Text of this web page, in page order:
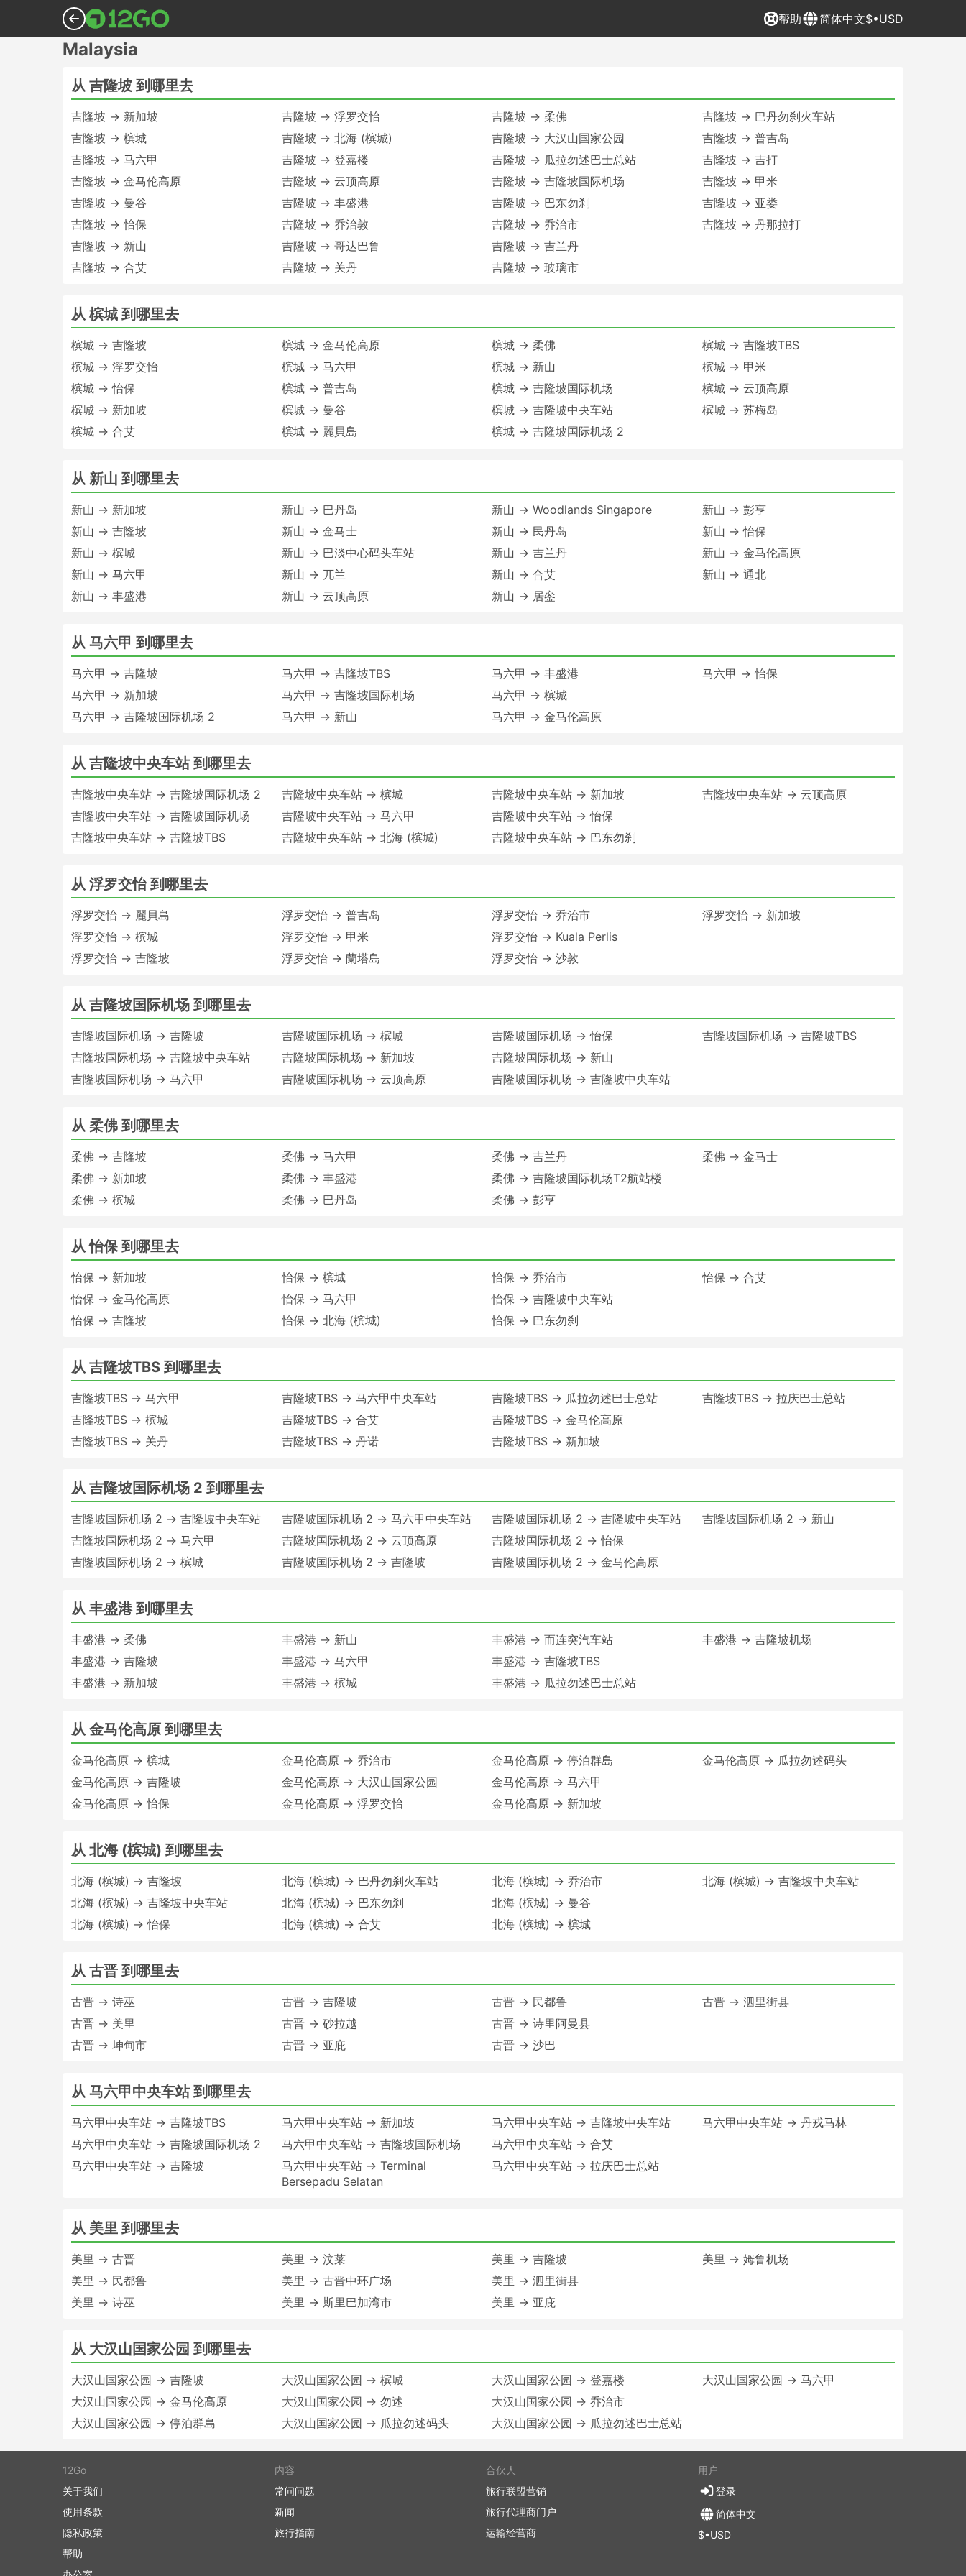
帮助 简体中文$•USD
Malaysia
从 吉隆坡 到哪里去
吉隆坡 → 新加坡
吉隆坡 → 槟城
吉隆坡 → 马六甲
吉隆坡 → 金马伦高原
吉隆坡 → 曼谷
吉隆坡 → 怡保
吉隆坡 → 新山
吉隆坡 → 合艾
吉隆坡 → 浮罗交怡
吉隆坡 → 北海 (槟城)
吉隆坡 → 登嘉楼
吉隆坡 → 云顶高原
吉隆坡 → 丰盛港
吉隆坡 → 乔治敦
吉隆坡 → 哥达巴鲁
吉隆坡 → 关丹
吉隆坡 → 柔佛
吉隆坡 → 大汉山国家公园
吉隆坡 → 瓜拉勿述巴士总站
吉隆坡 → 吉隆坡国际机场
吉隆坡 → 巴东勿刹
吉隆坡 → 乔治市
吉隆坡 → 吉兰丹
吉隆坡 → 玻璃市
吉隆坡 → 巴丹勿刹火车站
吉隆坡 → 普吉岛
吉隆坡 → 吉打
吉隆坡 → 甲米
吉隆坡 → 亚娄
吉隆坡 → 丹那拉打
从 槟城 到哪里去
槟城 → 吉隆坡
槟城 → 浮罗交怡
槟城 → 怡保
槟城 → 新加坡
槟城 → 合艾
槟城 → 金马伦高原
槟城 → 马六甲
槟城 → 普吉岛
槟城 → 曼谷
槟城 → 麗貝島
槟城 → 柔佛
槟城 → 新山
槟城 → 吉隆坡国际机场
槟城 → 吉隆坡中央车站
槟城 → 吉隆坡国际机场 2
槟城 → 吉隆坡TBS
槟城 → 甲米
槟城 → 云顶高原
槟城 → 苏梅岛
从 新山 到哪里去
新山 → 新加坡
新山 → 吉隆坡
新山 → 槟城
新山 → 马六甲
新山 → 丰盛港
新山 → 巴丹岛
新山 → 金马士
新山 → 巴淡中心码头车站
新山 → 兀兰
新山 → 云顶高原
新山 → Woodlands Singapore
新山 → 民丹岛
新山 → 吉兰丹
新山 → 合艾
新山 → 居銮
新山 → 彭亨
新山 → 怡保
新山 → 金马伦高原
新山 → 通北
从 马六甲 到哪里去
马六甲 → 吉隆坡
马六甲 → 新加坡
马六甲 → 吉隆坡国际机场 2
马六甲 → 吉隆坡TBS
马六甲 → 吉隆坡国际机场
马六甲 → 新山
马六甲 → 丰盛港
马六甲 → 槟城
马六甲 → 金马伦高原
马六甲 → 怡保
从 吉隆坡中央车站 到哪里去
吉隆坡中央车站 → 吉隆坡国际机场 2
吉隆坡中央车站 → 吉隆坡国际机场
吉隆坡中央车站 → 吉隆坡TBS
吉隆坡中央车站 → 槟城
吉隆坡中央车站 → 马六甲
吉隆坡中央车站 → 北海 (槟城)
吉隆坡中央车站 → 新加坡
吉隆坡中央车站 → 怡保
吉隆坡中央车站 → 巴东勿刹
吉隆坡中央车站 → 云顶高原
从 浮罗交怡 到哪里去
浮罗交怡 → 麗貝島
浮罗交怡 → 槟城
浮罗交怡 → 吉隆坡
浮罗交怡 → 普吉岛
浮罗交怡 → 甲米
浮罗交怡 → 蘭塔島
浮罗交怡 → 乔治市
浮罗交怡 → Kuala Perlis
浮罗交怡 → 沙敦
浮罗交怡 → 新加坡
从 吉隆坡国际机场 到哪里去
吉隆坡国际机场 → 吉隆坡
吉隆坡国际机场 → 吉隆坡中央车站
吉隆坡国际机场 → 马六甲
吉隆坡国际机场 → 槟城
吉隆坡国际机场 → 新加坡
吉隆坡国际机场 → 云顶高原
吉隆坡国际机场 → 怡保
吉隆坡国际机场 → 新山
吉隆坡国际机场 → 吉隆坡中央车站
吉隆坡国际机场 → 吉隆坡TBS
从 柔佛 到哪里去
柔佛 → 吉隆坡
柔佛 → 新加坡
柔佛 → 槟城
柔佛 → 马六甲
柔佛 → 丰盛港
柔佛 → 巴丹岛
柔佛 → 吉兰丹
柔佛 → 吉隆坡国际机场T2航站楼
柔佛 → 彭亨
柔佛 → 金马士
从 怡保 到哪里去
怡保 → 新加坡
怡保 → 金马伦高原
怡保 → 吉隆坡
怡保 → 槟城
怡保 → 马六甲
怡保 → 北海 (槟城)
怡保 → 乔治市
怡保 → 吉隆坡中央车站
怡保 → 巴东勿刹
怡保 → 合艾
从 吉隆坡TBS 到哪里去
吉隆坡TBS → 马六甲
吉隆坡TBS → 槟城
吉隆坡TBS → 关丹
吉隆坡TBS → 马六甲中央车站
吉隆坡TBS → 合艾
吉隆坡TBS → 丹诺
吉隆坡TBS → 瓜拉勿述巴士总站
吉隆坡TBS → 金马伦高原
吉隆坡TBS → 新加坡
吉隆坡TBS → 拉庆巴士总站
从 吉隆坡国际机场 2 到哪里去
吉隆坡国际机场 2 → 吉隆坡中央车站
吉隆坡国际机场 2 → 马六甲
吉隆坡国际机场 2 → 槟城
吉隆坡国际机场 2 → 马六甲中央车站
吉隆坡国际机场 2 → 云顶高原
吉隆坡国际机场 2 → 吉隆坡
吉隆坡国际机场 2 → 吉隆坡中央车站
吉隆坡国际机场 2 → 怡保
吉隆坡国际机场 2 → 金马伦高原
吉隆坡国际机场 2 → 新山
从 丰盛港 到哪里去
丰盛港 → 柔佛
丰盛港 → 吉隆坡
丰盛港 → 新加坡
丰盛港 → 新山
丰盛港 → 马六甲
丰盛港 → 槟城
丰盛港 → 而连突汽车站
丰盛港 → 吉隆坡TBS
丰盛港 → 瓜拉勿述巴士总站
丰盛港 → 吉隆坡机场
从 金马伦高原 到哪里去
金马伦高原 → 槟城
金马伦高原 → 吉隆坡
金马伦高原 → 怡保
金马伦高原 → 乔治市
金马伦高原 → 大汉山国家公园
金马伦高原 → 浮罗交怡
金马伦高原 → 停泊群島
金马伦高原 → 马六甲
金马伦高原 → 新加坡
金马伦高原 → 瓜拉勿述码头
从 北海 (槟城) 到哪里去
北海 (槟城) → 吉隆坡
北海 (槟城) → 吉隆坡中央车站
北海 (槟城) → 怡保
北海 (槟城) → 巴丹勿刹火车站
北海 (槟城) → 巴东勿刹
北海 (槟城) → 合艾
北海 (槟城) → 乔治市
北海 (槟城) → 曼谷
北海 (槟城) → 槟城
北海 (槟城) → 吉隆坡中央车站
从 古晋 到哪里去
古晋 → 诗巫
古晋 → 美里
古晋 → 坤甸市
古晋 → 吉隆坡
古晋 → 砂拉越
古晋 → 亚庇
古晋 → 民都鲁
古晋 → 诗里阿曼县
古晋 → 沙巴
古晋 → 泗里街县
从 马六甲中央车站 到哪里去
马六甲中央车站 → 吉隆坡TBS
马六甲中央车站 → 吉隆坡国际机场 2
马六甲中央车站 → 吉隆坡
马六甲中央车站 → 新加坡
马六甲中央车站 → 吉隆坡国际机场
马六甲中央车站 → Terminal
Bersepadu Selatan
马六甲中央车站 → 吉隆坡中央车站
马六甲中央车站 → 合艾
马六甲中央车站 → 拉庆巴士总站
马六甲中央车站 → 丹戎马林
从 美里 到哪里去
美里 → 古晋
美里 → 民都鲁
美里 → 诗巫
美里 → 汶莱
美里 → 古晋中环广场
美里 → 斯里巴加湾市
美里 → 吉隆坡
美里 → 泗里街县
美里 → 亚庇
美里 → 姆鲁机场
从 大汉山国家公园 到哪里去
大汉山国家公园 → 吉隆坡
大汉山国家公园 → 金马伦高原
大汉山国家公园 → 停泊群島
大汉山国家公园 → 槟城
大汉山国家公园 → 勿述
大汉山国家公园 → 瓜拉勿述码头
大汉山国家公园 → 登嘉楼
大汉山国家公园 → 乔治市
大汉山国家公园 → 瓜拉勿述巴士总站
大汉山国家公园 → 马六甲
12Go
关于我们
使用条款
隐私政策
帮助
内容
常问问题
新闻
旅行指南
合伙人
旅行联盟营销
旅行代理商门户
运输经营商
用户
登录
简体中文
$•USD